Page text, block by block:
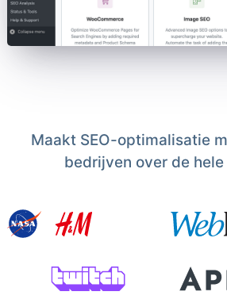
Maakt SEO-optimalisatie
bedrijven over de